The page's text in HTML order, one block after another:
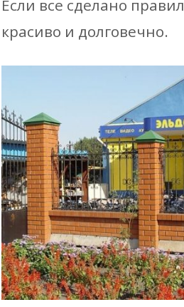
Если все сделано
красиво и долговечно.